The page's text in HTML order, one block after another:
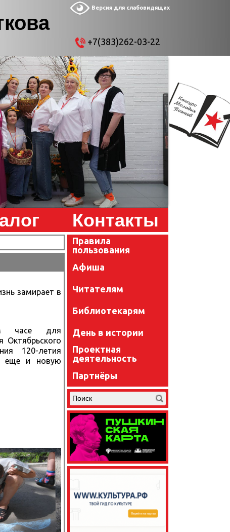
Версия для слабовидящих
+7(383)262-03-22
Контакты
замирает в
часе для
Октябрьского
120-летия
еще и новую
Правила
пользования
Афиша
Читателям
Библиотекарям
День в истории
Проектная
деятельность
Партнёры